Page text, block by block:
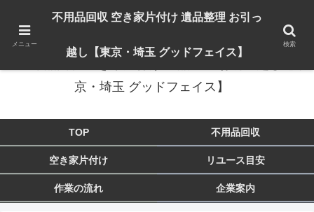
出張対応エリア：埼玉県 入間市 狭山市 飯能市 所沢市 川越市 日高市 鶴ヶ島市
京・埼玉 グッドフェイス】
TOP 不用品回収
空き家片付け リユース目安
作業の流れ 企業案内
メニュー
不用品回収 空き家片付け 遺品整理 お引っ
越し【東京・埼玉 グッドフェイス】
検索